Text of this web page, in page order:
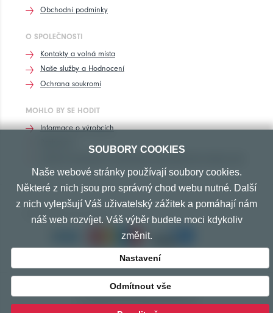
Obchodní podmínky
O SPOLEČNOSTI
Kontakty a volná místa
Naše služby a Hodnocení
Ochrana soukromí
MOHLO BY SE HODIT
Informace o výrobcích
PŘIJÍMÁME TYTO PLATBY
© Copyright 2010-2026 Exprespneu.cz
SOUBORY COOKIES
Naše webové stránky používají soubory cookies.
Některé z nich jsou pro správný chod webu nutné. Další
z nich vylepšují Váš uživatelský zážitek a pomáhají nám
náš web rozvíjet. Váš výběr budete moci kdykoliv
změnit.
Nastavení
Odmítnout vše